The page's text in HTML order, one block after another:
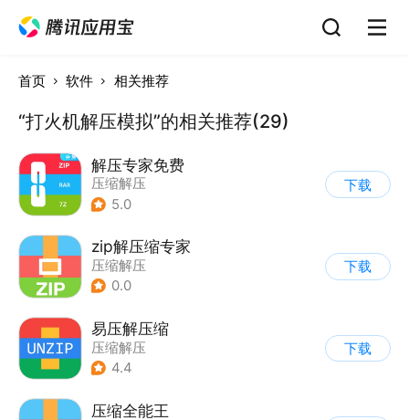
首页 软件 相关推荐
“打火机解压模拟”的相关推荐(29)
解压专家免费
压缩解压
5.0
下载
zip解压缩专家
压缩解压
0.0
下载
易压解压缩
压缩解压
4.4
下载
压缩全能王